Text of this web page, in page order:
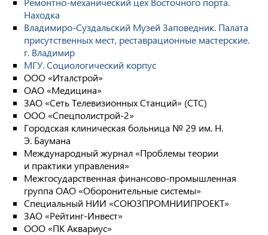
Находка
Владимиро-Суздальский Музей Заповедник. Палата
присутственных мест, реставрационные мастерские.
г. Владимир
МГУ. Социологический корпус
ООО «Италстрой»
ОАО «Медицина»
ЗАО «Сеть Телевизионных Станций» (СТС)
ООО «Спецполистрой-2»
Городская клиническая больница № 29 им. Н.
Э. Баумана
Международный журнал «Проблемы теории
и практики управления»
Межгосударственная финансово-промышленная
группа ОАО «Оборонительные системы»
Специальный НИИ «СОЮЗПРОМНИИПРОЕКТ»
ЗАО «Рейтинг-Инвест»
ООО «ПК Аквариус»